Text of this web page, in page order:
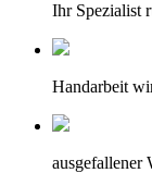
Ihr Spezialist
Handarbeit
ausgefallener